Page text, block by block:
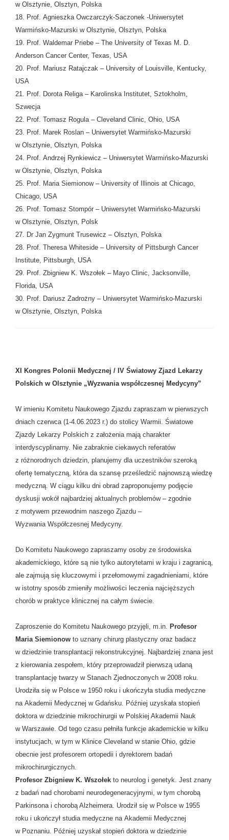
w Olsztynie, Olsztyn, Polska
18. Prof. Agnieszka Owczarczyk-Saczonek -Uniwersytet
Warmińsko-Mazurski w Olsztynie, Olsztyn, Polska
19. Prof. Waldemar Priebe – The University of Texas M. D.
Anderson Cancer Center, Texas, USA
20. Prof. Mariusz Ratajczak – University of Louisville, Kentucky,
USA
21. Prof. Dorota Religa – Karolinska Institutet, Sztokholm,
Szwecja
22. Prof. Tomasz Rogula – Cleveland Clinic, Ohio, USA
23. Prof. Marek Roslan – Uniwersytet Warmińsko-Mazurski
w Olsztynie, Olsztyn, Polska
24. Prof. Andrzej Rynkiewicz – Uniwersytet Warmińsko-Mazurski
w Olsztynie, Olsztyn, Polska
25. Prof. Maria Siemionow – University of Illinois at Chicago,
Chicago, USA
26. Prof. Tomasz Stompór – Uniwersytet Warmińsko-Mazurski
w Olsztynie, Olsztyn, Polsk
27. Dr Jan Zygmunt Trusewicz – Olsztyn, Polska
28. Prof. Theresa Whiteside – University of Pittsburgh Cancer
Institute, Pittsburgh, USA
29. Prof. Zbigniew K. Wszołek – Mayo Clinic, Jacksonville,
Florida, USA
30. Prof. Dariusz Zadrożny – Uniwersytet Warmińsko-Mazurski
w Olsztynie, Olsztyn, Polska
XI Kongres Polonii Medycznej / IV Światowy Zjazd Lekarzy
Polskich w Olsztynie „Wyzwania współczesnej Medycyny”
W imieniu Komitetu Naukowego Zjazdu zapraszam w pierwszych
dniach czerwca (1-4.06.2023 r.) do stolicy Warmii. Światowe
Zjazdy Lekarzy Polskich z założenia mają charakter
interdyscyplinarny. Nie zabraknie ciekawych referatów
z różnorodnych dziedzin, planujemy dla uczestników szeroką
ofertę tematyczną, która da szansę prześledzić najnowszą wiedzę
medyczną. W ciągu kilku dni obrad zaproponujemy podjęcie
dyskusji wokół najbardziej aktualnych problemów – zgodnie
z motywem przewodnim naszego Zjazdu –
Wyzwania Współczesnej Medycyny.
Do Komitetu Naukowego zapraszamy osoby ze środowiska
akademickiego, które są nie tylko autorytetami w kraju i zagranicą,
ale zajmują się kluczowymi i przełomowymi zagadnieniami, które
w istotny sposób zmieniły możliwości leczenia najcięższych
chorób w praktyce klinicznej na całym świecie.
Zaproszenie do Komitetu Naukowego przyjęli, m.in. Profesor
Maria Siemionow to uznany chirurg plastyczny oraz badacz
w dziedzinie transplantacji rekonstrukcyjnej. Najbardziej znana jest
z kierowania zespołem, który przeprowadził pierwszą udaną
transplantację twarzy w Stanach Zjednoczonych w 2008 roku.
Urodziła się w Polsce w 1950 roku i ukończyła studia medyczne
na Akademii Medycznej w Gdańsku. Później uzyskała stopień
doktora w dziedzinie mikrochirurgii w Polskiej Akademii Nauk
w Warszawie. Od tego czasu pełniła funkcje akademickie w kilku
instytucjach, w tym w Klinice Cleveland w stanie Ohio, gdzie
obecnie jest profesorem ortopedii i dyrektorem badań
mikrochirurgicznych.
Profesor Zbigniew K. Wszołek to neurolog i genetyk. Jest znany
z badań nad chorobami neurodegeneracyjnymi, w tym chorobą
Parkinsona i chorobą Alzheimera. Urodził się w Polsce w 1955
roku i ukończył studia medyczne na Akademii Medycznej
w Poznaniu. Później uzyskał stopień doktora w dziedzinie